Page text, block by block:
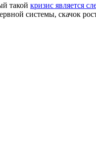
такой кризис является
системы, скачок